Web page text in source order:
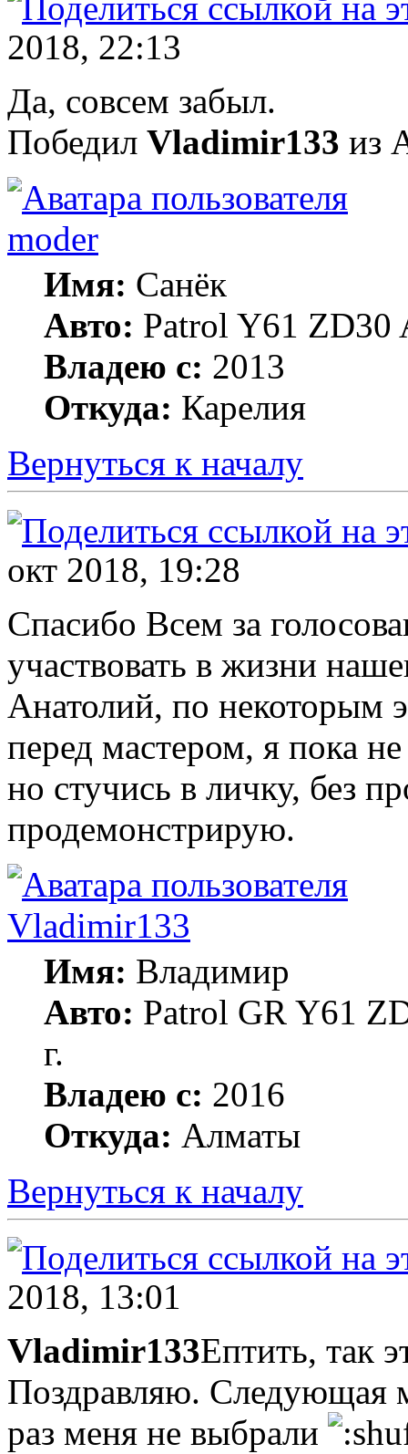
2018, 22:13
Да, совсем забыл.
Победил Vladimir133 из
moder
Имя: Санёк
Авто: Patrol Y61 ZD30
Владею с: 2013
Откуда: Карелия
Вернуться к началу
окт 2018, 19:28
Спасибо Всем за
участвовать в жизни
Анатолий, по некоторым
перед мастером, я пока
но стучись в личку, без
продемонстрирую.
Vladimir133
Имя: Владимир
Авто: Patrol GR Y61
г.
Владею с: 2016
Откуда: Алматы
Вернуться к началу
2018, 13:01
Vladimir133Ептить, так
Поздравляю. Следующая
раз меня не выбрали